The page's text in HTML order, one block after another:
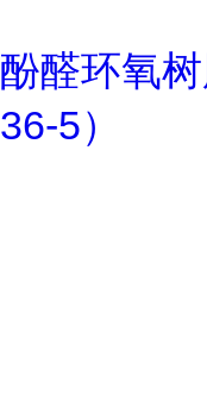
酚醛环氧
36-5）